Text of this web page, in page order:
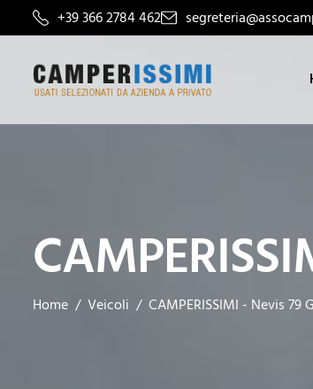
+39 366 2784 462
Home Veicoli CAMPERISSIMI - Nevis 79